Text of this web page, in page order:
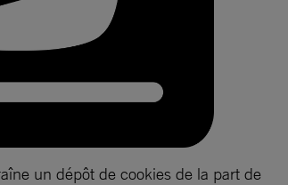
un dépôt de cookies de la part de